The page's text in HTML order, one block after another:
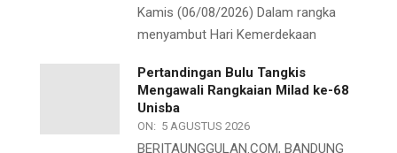
Kamis (06/08/2026) Dalam rangka
menyambut Hari Kemerdekaan
Pertandingan Bulu Tangkis
Mengawali Rangkaian Milad ke-68
Unisba
ON: 5 AGUSTUS 2026
BERITAUNGGULAN.COM, BANDUNG